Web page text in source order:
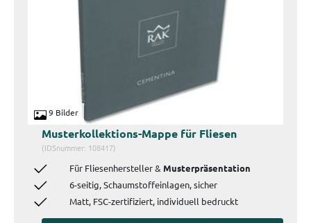
9 Bilder
Musterkollektions-Mappe für Fliesen
(IDSnummer: 108417)
Für Fliesenhersteller & Musterpräsentation
6-seitig, Schaumstoffeinlagen, sicher
Matt, FSC-zertifiziert, individuell bedruckt